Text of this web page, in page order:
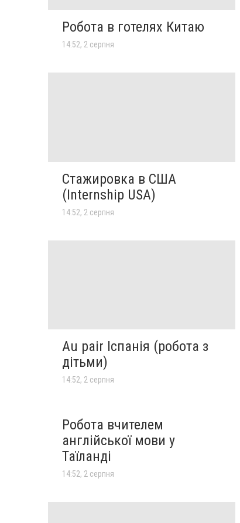
Робота в готелях Китаю
14:52, 2 серпня
Стажировка в США
(Internship USA)
14:52, 2 серпня
Au pair Іспанія (робота з
дітьми)
14:52, 2 серпня
Робота вчителем
англійської мови у
Таїланді
14:52, 2 серпня